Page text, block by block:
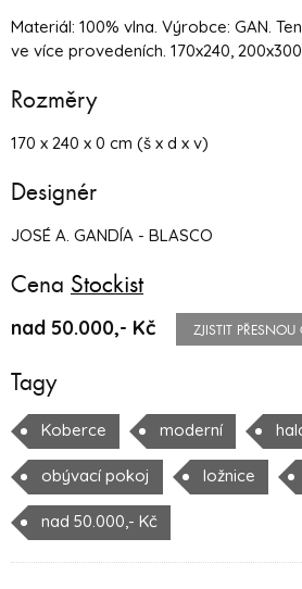
Materiál: 100% vlna. Výrobce: GAN.
ve více provedeních. 170x240,
Rozměry
170 x 240 x 0 cm (š x d x v)
Designér
JOSÉ A. GANDÍA - BLASCO
Cena Stockist
nad 50.000,- Kč ZJISTIT PŘESNOU
Tagy
Koberce moderní
obývací pokoj ložnice
nad 50.000,- Kč